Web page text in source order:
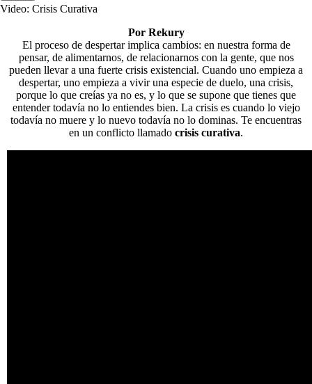
Video: Crisis Curativa
Por Rekury
El proceso de despertar implica cambios: en nuestra forma de
pensar, de alimentarnos, de relacionarnos con la gente, que nos
pueden llevar a una fuerte crisis existencial. Cuando uno empieza a
despertar, uno empieza a vivir una especie de duelo, una crisis,
porque lo que creías ya no es, y lo que se supone que tienes que
entender todavía no lo entiendes bien. La crisis es cuando lo viejo
todavía no muere y lo nuevo todavía no lo dominas. Te encuentras
en un conflicto llamado crisis curativa.